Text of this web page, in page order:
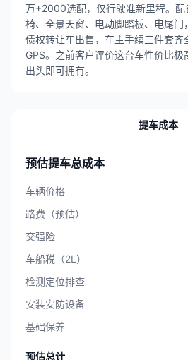
万+2000选配，仅行驶准新里程。配
椅、全景天窗、电动脚踏板、电尾门
债权转让车出售，车主手续三件套齐
GPS。之前客户评价这台车性价比
出头即可拥有。
提车成本
预估提车总成本
车辆价格
路费（预估）
交强险
车船税（2L）
检测定位排查
安装安防设备
基础保养
预估总计